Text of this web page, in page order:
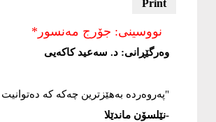
نووسینی: جۆرج مەنسور*
وەرگێڕانی: د. سەعید کاکەیی
"پەروەردە بەهێزترین چەکە کە
-نێلسۆن ماندێلا